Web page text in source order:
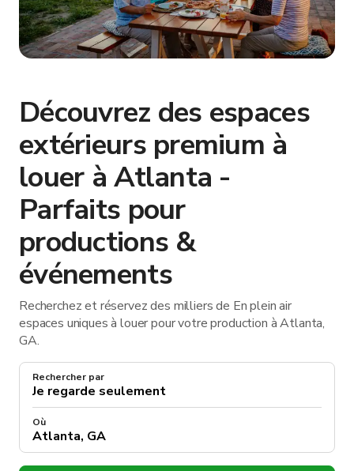
Découvrez des espaces
extérieurs premium à
louer à Atlanta -
Parfaits pour
productions &
événements
Recherchez et réservez des milliers de En plein air
espaces uniques à louer pour votre production à Atlanta,
GA.
Rechercher par
Où